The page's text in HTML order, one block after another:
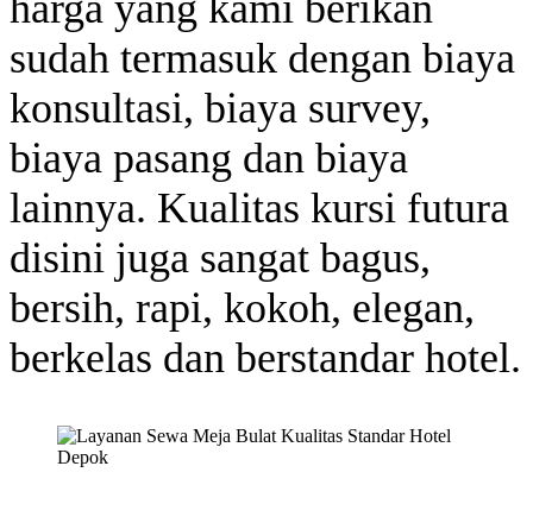
sudah termasuk dengan biaya
konsultasi, biaya survey,
biaya pasang dan biaya
lainnya. Kualitas kursi futura
disini juga sangat bagus,
bersih, rapi, kokoh, elegan,
berkelas dan berstandar hotel.